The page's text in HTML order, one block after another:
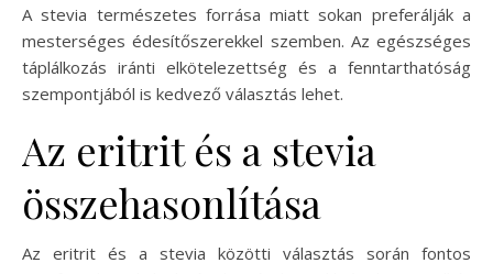
A stevia természetes forrása miatt sokan preferálják a
mesterséges édesítőszerekkel szemben. Az egészséges
táplálkozás iránti elkötelezettség és a fenntarthatóság
szempontjából is kedvező választás lehet.
Az eritrit és a stevia
összehasonlítása
Az eritrit és a stevia közötti választás során fontos